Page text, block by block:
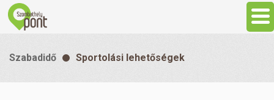
Szabadidő Sportolási lehetőségek